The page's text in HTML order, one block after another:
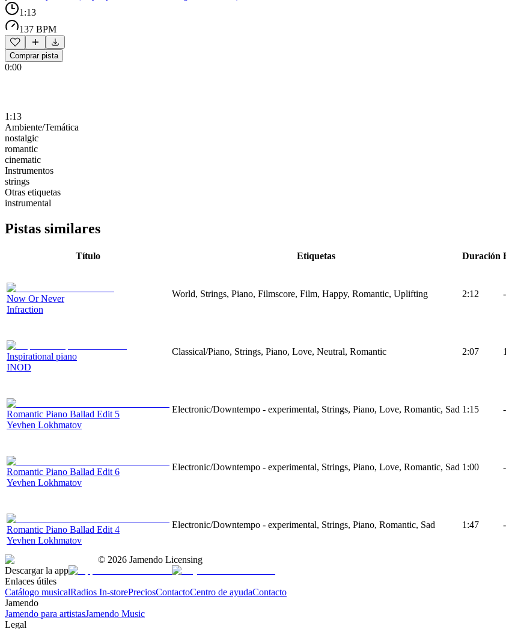
1:13
137 BPM
Comprar pista
0:00
1:13
Ambiente/Temática
nostalgic
romantic
cinematic
Instrumentos
strings
Otras etiquetas
instrumental
Pistas similares
Título Etiquetas Duración
Now Or Never
Infraction
World, Strings, Piano, Filmscore, Film, Happy, Romantic, Uplifting 2:12 -
Inspirational piano
INOD
Classical/Piano, Strings, Piano, Love, Neutral, Romantic 2:07
Romantic Piano Ballad Edit 5
Yevhen Lokhmatov
Electronic/Downtempo - experimental, Strings, Piano, Love, Romantic, Sad 1:15 -
Romantic Piano Ballad Edit 6
Yevhen Lokhmatov
Electronic/Downtempo - experimental, Strings, Piano, Love, Romantic, Sad 1:00 -
Romantic Piano Ballad Edit 4
Yevhen Lokhmatov
Electronic/Downtempo - experimental, Strings, Piano, Romantic, Sad 1:47 -
© 2026 Jamendo Licensing
Descargar la app
Enlaces útiles
Catálogo musicalRadios In-storePreciosContactoCentro de ayudaContacto
Jamendo
Jamendo para artistasJamendo Music
Legal